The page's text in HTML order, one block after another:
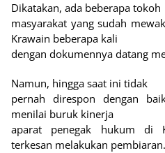
Dikatakan, ada beberapa tokoh
masyarakat yang sudah
Krawain beberapa kali
dengan dokumennya datang
Namun, hingga saat ini tidak
pernah direspon dengan
menilai buruk kinerja
aparat penegak hukum di
terkesan melakukan pembiaran.